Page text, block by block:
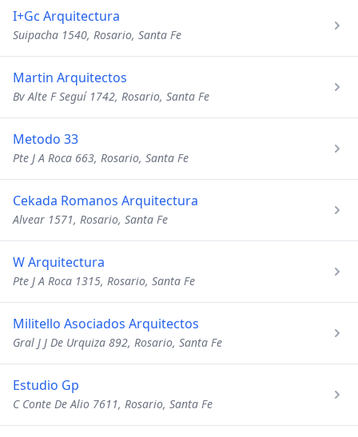
I+Gc Arquitectura
Suipacha 1540, Rosario, Santa Fe
Martin Arquitectos
Bv Alte F Seguí 1742, Rosario, Santa Fe
Metodo 33
Pte J A Roca 663, Rosario, Santa Fe
Cekada Romanos Arquitectura
Alvear 1571, Rosario, Santa Fe
W Arquitectura
Pte J A Roca 1315, Rosario, Santa Fe
Militello Asociados Arquitectos
Gral J J De Urquiza 892, Rosario, Santa Fe
Estudio Gp
C Conte De Alio 7611, Rosario, Santa Fe